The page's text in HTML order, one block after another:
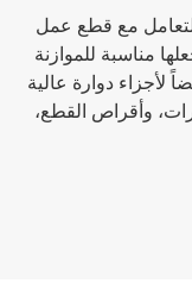
التعامل مع قطع عمل
1200 مم، مما يجعلها مناسبة للموازنة
لأجزاء دوارة عالية
وأقراص القطع،